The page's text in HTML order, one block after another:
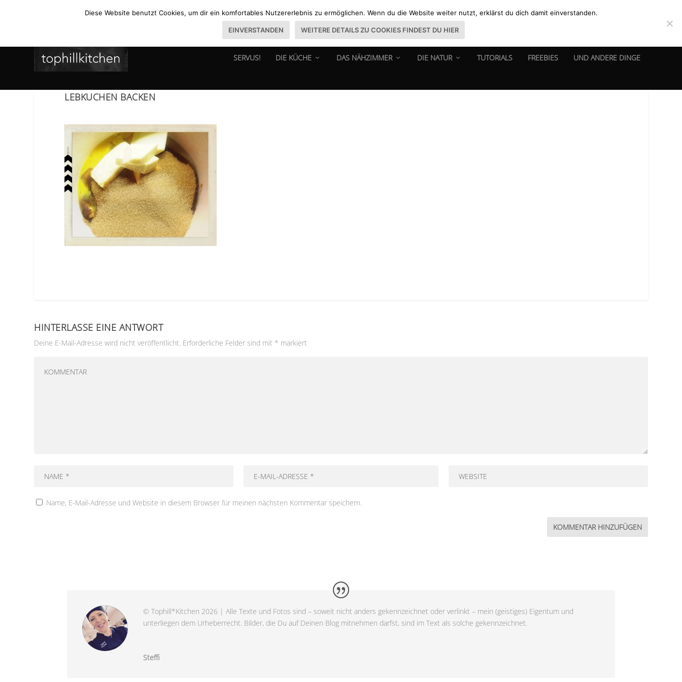
SERVUS! DIE KÜCHE DAS NÄHZIMMER DIE NATUR TUTORIALS FREEBIES UND ANDERE DINGE
LEBKUCHEN BACKEN
HINTERLASSE EINE ANTWORT
Deine E-Mail-Adresse wird nicht veröffentlicht. Erforderliche Felder sind mit * markiert
Name, E-Mail-Adresse und Website in diesem Browser für meinen nächsten Kommentar speichern.
© Tophill*Kitchen 2026 | Alle Texte und Fotos sind – soweit nicht anders gekennzeichnet oder verlinkt – mein (geistiges) Eigentum und
unterliegen dem Urheberrecht. Bilder, die Du auf Deinen Blog mitnehmen darfst, sind im Text als solche gekennzeichnet.
Steffi
Diese Website benutzt Cookies, um dir ein komfortables Nutzererlebnis zu ermöglichen. Wenn du die Website weiter nutzt, erklärst du dich damit einverstanden.
EINVERSTANDEN WEITERE DETAILS ZU COOKIES FINDEST DU HIER